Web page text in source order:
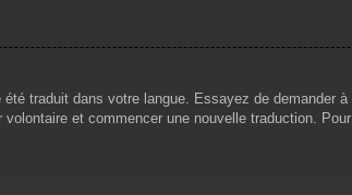
traduit dans votre langue. Essayez de demander
et commencer une nouvelle traduction.